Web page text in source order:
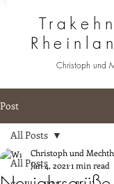
Christoph und
Post
All Posts
All Posts
Christoph und
Jan 4, 2021 1 min read